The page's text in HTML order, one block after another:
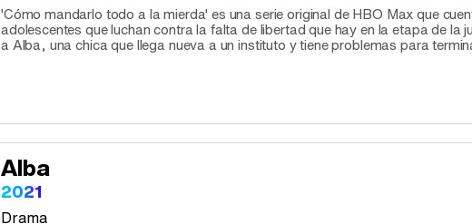
'Cómo mandarlo todo a la mierda' es una serie original de HBO Max que
adolescentes que luchan contra la falta de libertad que hay en la etapa de la
a Alba, una chica que llega nueva a un instituto y tiene problemas para
Alba
2021
Drama